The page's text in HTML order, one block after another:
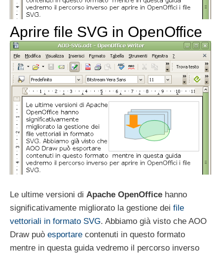
Aprire file SVG in OpenOffice
Le ultime versioni di Apache OpenOffice hanno
significativamente migliorato la gestione dei file
vettoriali in formato SVG. Abbiamo già visto che AOO
Draw può esportare contenuti in questo formato
mentre in questa guida vedremo il percorso inverso